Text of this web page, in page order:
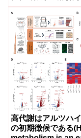
療AIの精度と公平性を
新ツール「AEquity」を...
高代謝はアルツハ
の初期徴候である